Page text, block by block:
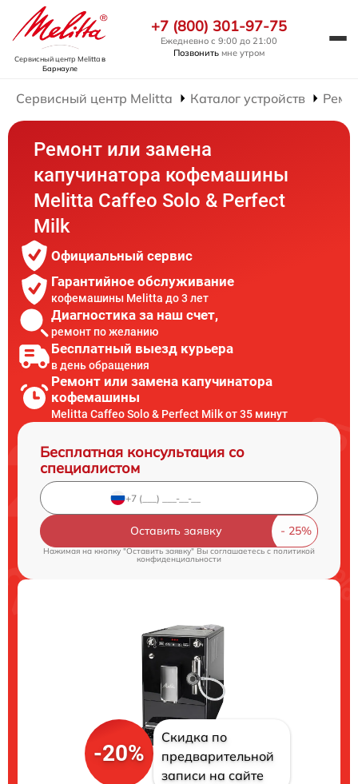
Сервисный центр Melittaв
Барнауле
+7 (800) 301-97-75
Ежедневно с 9:00 до 21:00
Позвонить мне утром
Сервисный центр Melitta Каталог устройств
Ремонт или замена
капучинатора кофемашины
Melitta Caffeo Solo & Perfect
Milk
Официальный сервис
Гарантийное обслуживание
кофемашины Melitta до 3 лет
Диагностика за наш счет,
ремонт по желанию
Бесплатный выезд курьера
в день обращения
Ремонт или замена капучинатора
кофемашины
Melitta Caffeo Solo & Perfect Milk от 35 минут
Бесплатная консультация со
специалистом
Оставить заявку
Нажимая на кнопку "Оставить заявку" Вы соглашаетесь cполитикой
конфиденциальности
-20%
Скидка по
предварительной
записи на сайте